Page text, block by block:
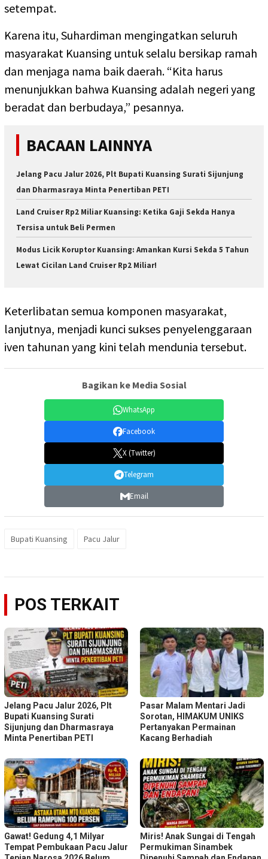
setempat.
Karena itu, Suhardiman mengingatkan seluruh
masyarakat Kuansing untuk selalu bersikap ramah
dan menjaga nama baik daerah. “Kita harus
menunjukkan bahwa Kuansing adalah negeri yang
beradat dan berbudaya,” pesannya.
BACAAN LAINNYA
Jelang Pacu Jalur 2026, Plt Bupati Kuansing Surati Sijunjung
dan Dharmasraya Minta Penertiban PETI
Land Cruiser Rp2 Miliar Kuansing: Ketika Gaji Sekda Hanya
Tersisa untuk Beli Permen
Modus Licik Koruptor Kuansing: Amankan Kursi Sekda 5 Tahun
Lewat Cicilan Land Cruiser Rp2 Miliar!
Keterlibatan semua komponen masyarakat,
lanjutnya, menjadi kunci sukses penyelenggaraan
iven tahunan yang kini telah mendunia tersebut.
Bagikan ke Media Sosial
WhatsApp
Facebook
X (Twitter)
Telegram
Email
Bupati Kuansing Pacu Jalur
POS TERKAIT
Jelang Pacu Jalur 2026, Plt
Bupati Kuansing Surati
Sijunjung dan Dharmasraya
Minta Penertiban PETI
Pasar Malam Mentari Jadi
Sorotan, HIMAKUM UNIKS
Pertanyakan Permainan
Kacang Berhadiah
Gawat! Gedung 4,1 Milyar
Tempat Pembukaan Pacu Jalur
Miris! Anak Sungai di Tengah
Permukiman Sinambek